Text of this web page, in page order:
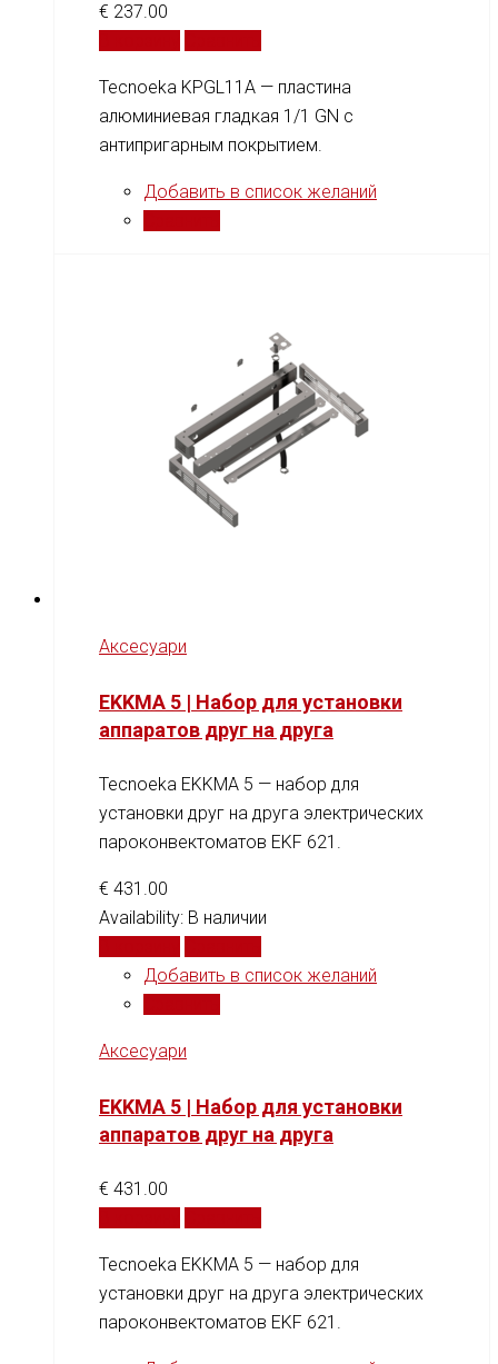
€ 237.00
Tecnoeka KPGL11A — пластина
алюминиевая гладкая 1/1 GN с
антипригарным покрытием.
Добавить в список желаний
Аксесуари
EKKMA 5 | Набор для установки
аппаратов друг на друга
Tecnoeka EKKMA 5 — набор для
установки друг на друга электрических
пароконвектоматов EKF 621.
€ 431.00
Availability: В наличии
Добавить в список желаний
Аксесуари
EKKMA 5 | Набор для установки
аппаратов друг на друга
€ 431.00
Tecnoeka EKKMA 5 — набор для
установки друг на друга электрических
пароконвектоматов EKF 621.